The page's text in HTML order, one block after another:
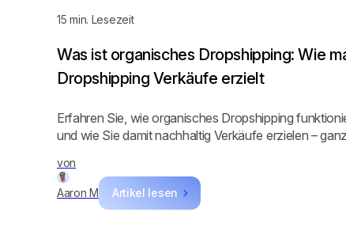
15 min. Lesezeit
von
Aaron M Artikel lesen
Was ist organisches Dropshipping: Wie
Dropshipping Verkäufe erzielt
Erfahren Sie, wie organisches Dropshipping
und wie Sie damit nachhaltig Verkäufe erzielen –